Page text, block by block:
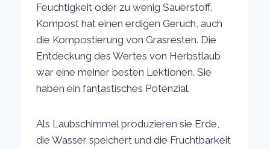
Feuchtigkeit oder zu wenig Sauerstoff.
Kompost hat einen erdigen Geruch, auch
die Kompostierung von Grasresten. Die
Entdeckung des Wertes von Herbstlaub
war eine meiner besten Lektionen. Sie
haben ein fantastisches Potenzial.
Als Laubschimmel produzieren sie Erde,
die Wasser speichert und die Fruchtbarkeit